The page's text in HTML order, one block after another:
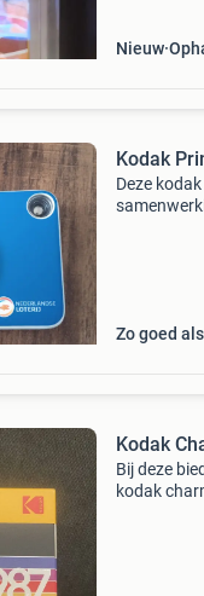
Nieuw
Kodak
Deze
Zo goed
Kodak
Bij deze
kodak